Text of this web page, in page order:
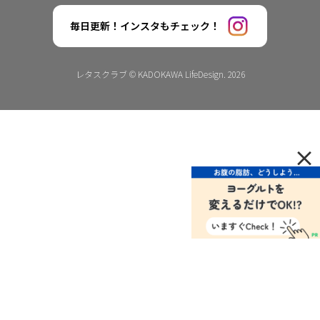
毎日更新！インスタもチェック！
レタスクラブ © KADOKAWA LifeDesign. 2026
×